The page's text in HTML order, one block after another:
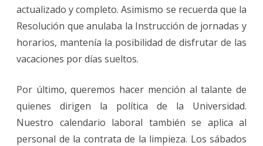
actualizado y completo. Asimismo se recuerda que la
Resolución que anulaba la Instrucción de jornadas y
horarios, mantenía la posibilidad de disfrutar de las
vacaciones por días sueltos.
Por último, queremos hacer mención al talante de
quienes dirigen la política de la Universidad.
Nuestro calendario laboral también se aplica al
personal de la contrata de la limpieza. Los sábados